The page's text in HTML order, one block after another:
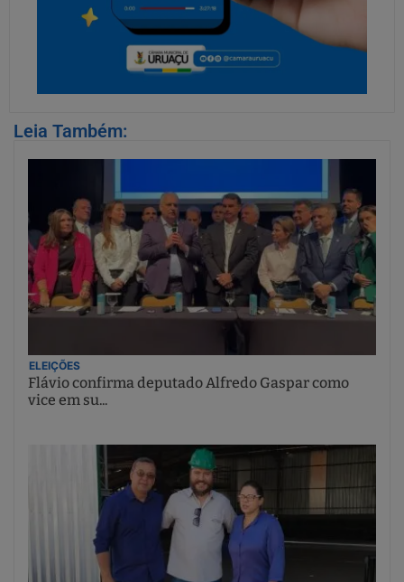
Leia Também:
ELEIÇÕES
Flávio confirma deputado Alfredo Gaspar como
vice em su...